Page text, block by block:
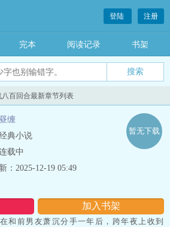
登陆 注册
完本 阅读记录 书架
百回合最新章节列表
昼缠
典小说
载中
加入书架
暂无下载
：2025-12-19 05:49
和前男友萧沉分手一年后，跨年夜上收到